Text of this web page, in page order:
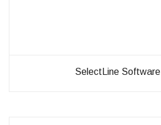
SelectLine Software